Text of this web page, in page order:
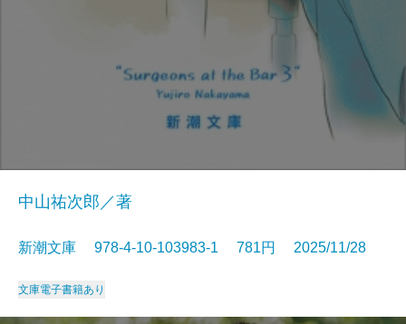
中山祐次郎／著
新潮文庫 978-4-10-103983-1 781円 2025/11/28
文庫電子書籍あり